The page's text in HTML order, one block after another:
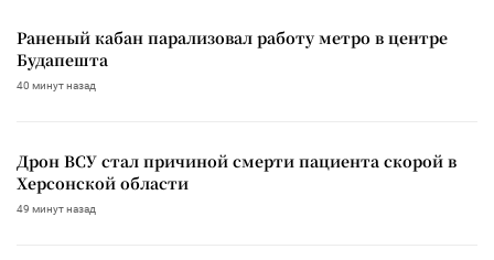
Раненый кабан парализовал работу метро в центре
Будапешта
40 минут назад
Дрон ВСУ стал причиной смерти пациента скорой в
Херсонской области
49 минут назад